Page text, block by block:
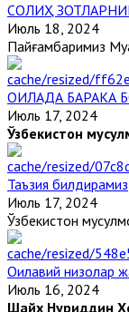
СОЛИҲ
Июль 18, 2024
Пайғамбаримиз
ОИЛАДА БАРАКА
Июль 17, 2024
Ўзбекистон
Таъзия билдирамиз
Июль 17, 2024
Ўзбекистон
Оилавий низолар
Июль 16, 2024
Шайх Нуриддин